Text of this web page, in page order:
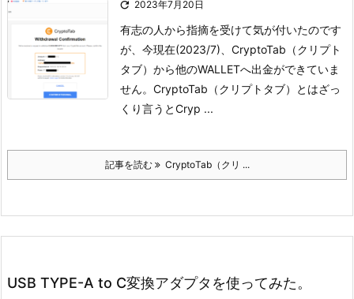
 2023年7月20日
有志の人から指摘を受けて気が付いたのです
が、 今現在(2023/7)、CryptoTab（クリプト
タブ）から他のWALLETへ出金ができていま
せん。 CryptoTab（クリプトタブ）とはざっ
くり言うとCryp ...
記事を読む CryptoTab（クリ ...
USB TYPE-A to C変換アダプタを使ってみた。